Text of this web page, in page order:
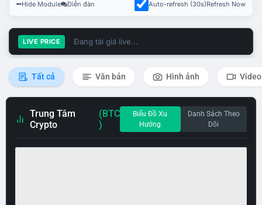
Hide Module Diễn đàn Auto-refresh (30s)Refresh Now
LIVE PRICE Đang tải giá live...
Tất cả Văn bản Hình ảnh Video
Trung Tâm
Crypto
(BTC
)
Biểu Đồ Xu
Hướng
Danh Sách Theo
Dõi